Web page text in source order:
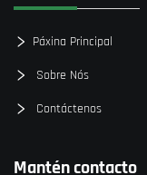
Páxina Principal
Sobre Nós
Contáctenos
Mantén contacto